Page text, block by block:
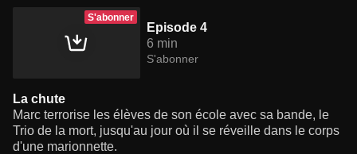
S'abonner
Episode 4
6 min
S'abonner
La chute
Marc terrorise les élèves de son école avec sa bande, le
Trio de la mort, jusqu'au jour où il se réveille dans le corps
d'une marionnette.